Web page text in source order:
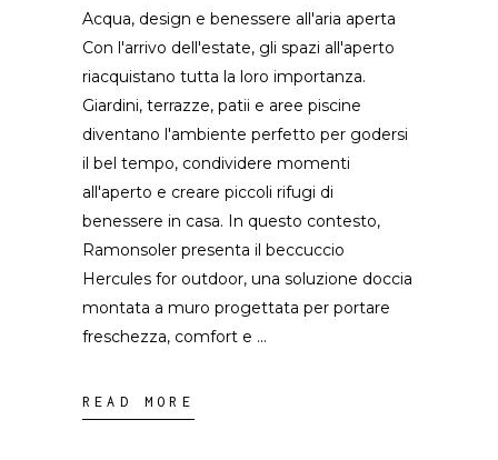
Acqua, design e benessere all'aria aperta
Con l'arrivo dell'estate, gli spazi all'aperto
riacquistano tutta la loro importanza.
Giardini, terrazze, patii e aree piscine
diventano l'ambiente perfetto per godersi
il bel tempo, condividere momenti
all'aperto e creare piccoli rifugi di
benessere in casa. In questo contesto,
Ramonsoler presenta il beccuccio
Hercules for outdoor, una soluzione doccia
montata a muro progettata per portare
freschezza, comfort e
READ MORE